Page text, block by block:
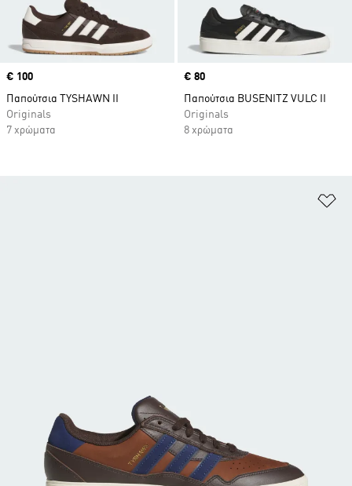
Price
€ 100
Παπούτσια TYSHAWN II
Originals
7 χρώματα
Price
€ 80
Παπούτσια BUSENITZ VULC II
Originals
8 χρώματα